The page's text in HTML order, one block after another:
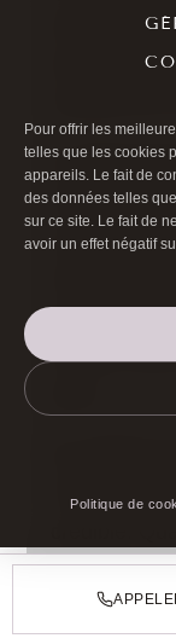
Pour offrir les
telles que les cookies
appareils. Le fait de
des données telles
sur ce site. Le fait de
avoir un effet négatif
Politique de
pouvez
4.
Cherchez
naturel (« on
durable
5. Limitez
Trop c’est
6.
En coulisse,